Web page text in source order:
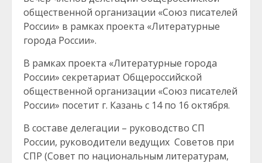
общественной организации «Союз писателей
России» в рамках проекта «Литературные
города России».
В рамках проекта «Литературные города
России» секретариат Общероссийской
общественной организации «Союз писателей
России» посетит г. Казань с 14 по 16 октября.
В составе делегации – руководство СП
России, руководители ведущих Советов при
СПР (Совет по национальным литературам,